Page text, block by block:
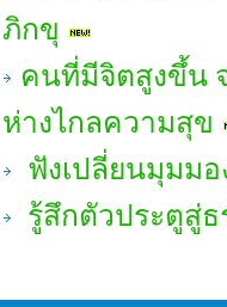
ภิกขุ
คนที่มีจิตสูงขึ้น
ห่างไกลความสุข
ฟังเปลี่ยนมุมมอ
รู้สึกตัวประตูสู่